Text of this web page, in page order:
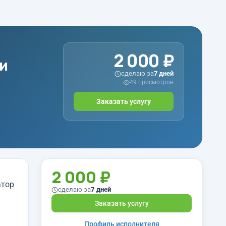
2 000 ₽
сделаю за7 дней
49 просмотров
Заказать услугу
2 000 ₽
сделаю за7 дней
Заказать услугу
Профиль исполнителя